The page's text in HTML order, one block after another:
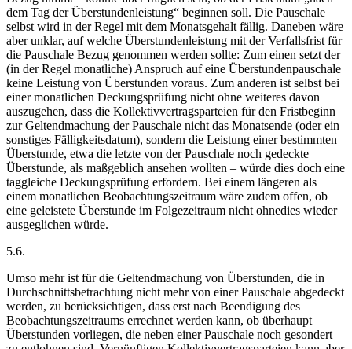
dem Tag der Überstundenleistung“ beginnen soll. Die Pauschale
selbst wird in der Regel mit dem Monatsgehalt fällig. Daneben wäre
aber unklar, auf welche Überstundenleistung mit der Verfallsfrist für
die Pauschale Bezug genommen werden sollte: Zum einen setzt der
(in der Regel monatliche) Anspruch auf eine Überstundenpauschale
keine Leistung von Überstunden voraus. Zum anderen ist selbst bei
einer monatlichen Deckungsprüfung nicht ohne weiteres davon
auszugehen, dass die Kollektivvertragsparteien für den Fristbeginn
zur Geltendmachung der Pauschale nicht das Monatsende (oder ein
sonstiges Fälligkeitsdatum), sondern die Leistung einer bestimmten
Überstunde, etwa die letzte von der Pauschale noch gedeckte
Überstunde, als maßgeblich ansehen wollten – würde dies doch eine
taggleiche Deckungsprüfung erfordern. Bei einem längeren als
einem monatlichen Beobachtungszeitraum wäre zudem offen, ob
eine geleistete Überstunde im Folgezeitraum nicht ohnedies wieder
ausgeglichen würde.
5.6.
Umso mehr ist für die Geltendmachung von Überstunden, die in
Durchschnittsbetrachtung nicht mehr von einer Pauschale abgedeckt
werden, zu berücksichtigen, dass erst nach Beendigung des
Beobachtungszeitraums errechnet werden kann, ob überhaupt
Überstunden vorliegen, die neben einer Pauschale noch gesondert